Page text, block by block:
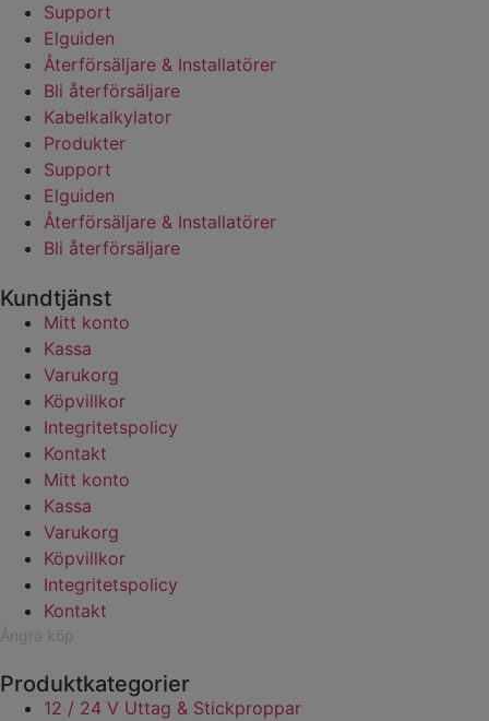
Support
Elguiden
Återförsäljare & Installatörer
Bli återförsäljare
Kabelkalkylator
Produkter
Support
Elguiden
Återförsäljare & Installatörer
Bli återförsäljare
Kundtjänst
Mitt konto
Kassa
Varukorg
Köpvillkor
Integritetspolicy
Kontakt
Mitt konto
Kassa
Varukorg
Köpvillkor
Integritetspolicy
Kontakt
Ångra köp
Produktkategorier
12 / 24 V Uttag & Stickproppar